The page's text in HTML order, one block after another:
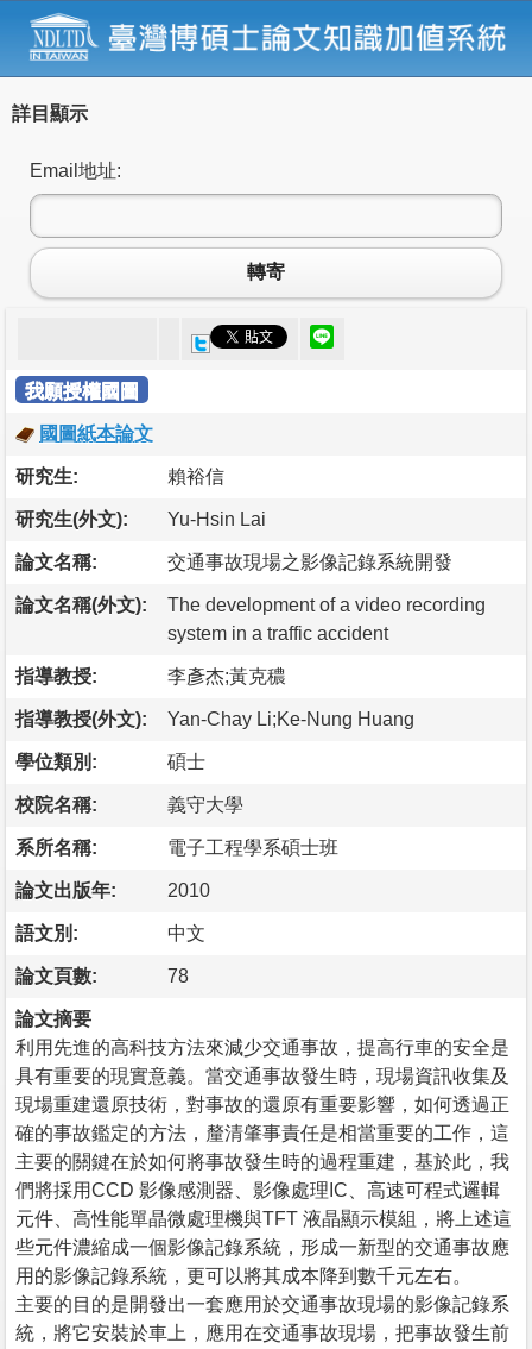
詳目顯示
Email地址:
轉寄
我願授權國圖
國圖紙本論文
研究生: 賴裕信
研究生(外文): Yu-Hsin Lai
論文名稱: 交通事故現場之影像記錄系統開發
論文名稱(外文):
The development of a video recording
system in a traffic accident
指導教授: 李彥杰;黃克穠
指導教授(外文): Yan-Chay Li;Ke-Nung Huang
學位類別: 碩士
校院名稱: 義守大學
系所名稱: 電子工程學系碩士班
論文出版年: 2010
語文別: 中文
論文頁數: 78
論文摘要
利用先進的高科技方法來減少交通事故，提高行車的安全是
具有重要的現實意義。當交通事故發生時，現場資訊收集及
現場重建還原技術，對事故的還原有重要影響，如何透過正
確的事故鑑定的方法，釐清肇事責任是相當重要的工作，這
主要的關鍵在於如何將事故發生時的過程重建，基於此，我
們將採用CCD 影像感測器、影像處理IC、高速可程式邏輯
元件、高性能單晶微處理機與TFT 液晶顯示模組，將上述這
些元件濃縮成一個影像記錄系統，形成一新型的交通事故應
用的影像記錄系統，更可以將其成本降到數千元左右。
主要的目的是開發出一套應用於交通事故現場的影像記錄系
統，將它安裝於車上，應用在交通事故現場，把事故發生前